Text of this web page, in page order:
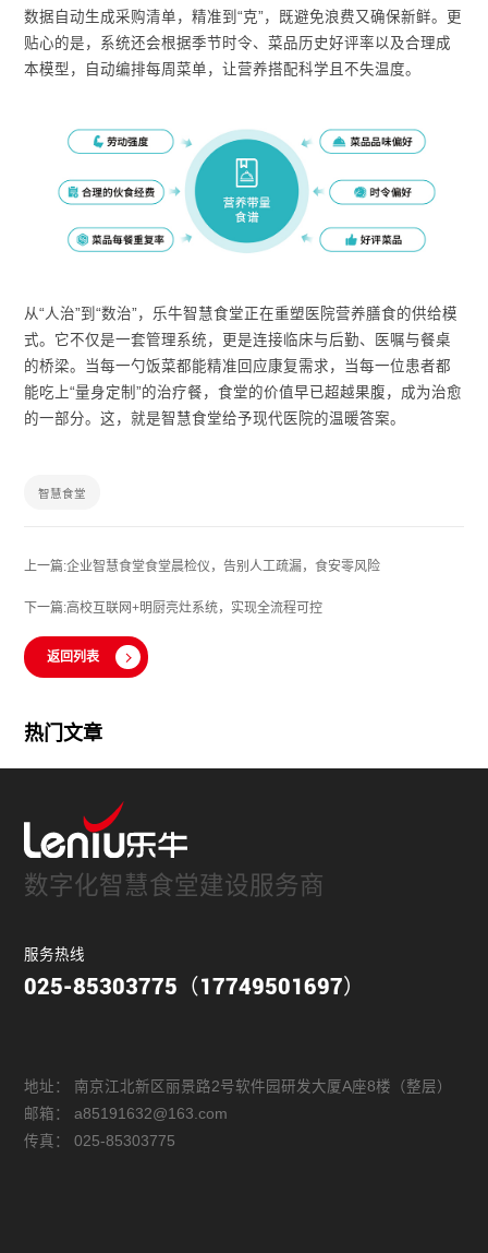
数据自动生成采购清单，精准到“克”，既避免浪费又确保新鲜。更
贴心的是，系统还会根据季节时令、菜品历史好评率以及合理成
本模型，自动编排每周菜单，让营养搭配科学且不失温度。
从“人治”到“数治”，乐牛智慧食堂正在重塑医院营养膳食的供给模
式。它不仅是一套管理系统，更是连接临床与后勤、医嘱与餐桌
的桥梁。当每一勺饭菜都能精准回应康复需求，当每一位患者都
能吃上“量身定制”的治疗餐，食堂的价值早已超越果腹，成为治愈
的一部分。这，就是智慧食堂给予现代医院的温暖答案。
智慧食堂
上一篇:企业智慧食堂食堂晨检仪，告别人工疏漏，食安零风险
下一篇:高校互联网+明厨亮灶系统，实现全流程可控
返回列表
热门文章
数字化智慧食堂建设服务商
服务热线
025-85303775（17749501697）
地址：
南京江北新区丽景路2号软件园研发大厦A座8楼（整层）
邮箱：
a85191632@163.com
传真：
025-85303775